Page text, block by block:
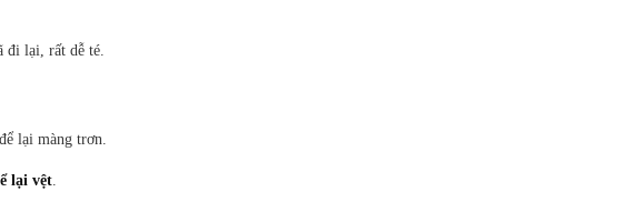
đi lại, rất dễ té.
lại màng trơn.
lại vệt.